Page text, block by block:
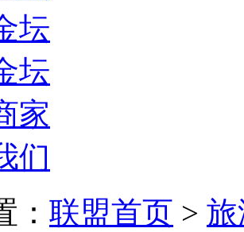
坛
坛
家
们
： 联盟首页 >